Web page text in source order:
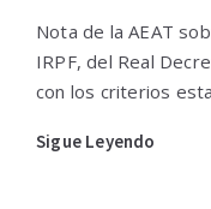
Nota de la AEAT
IRPF, del Real
con los criterios
Sigue Leyendo